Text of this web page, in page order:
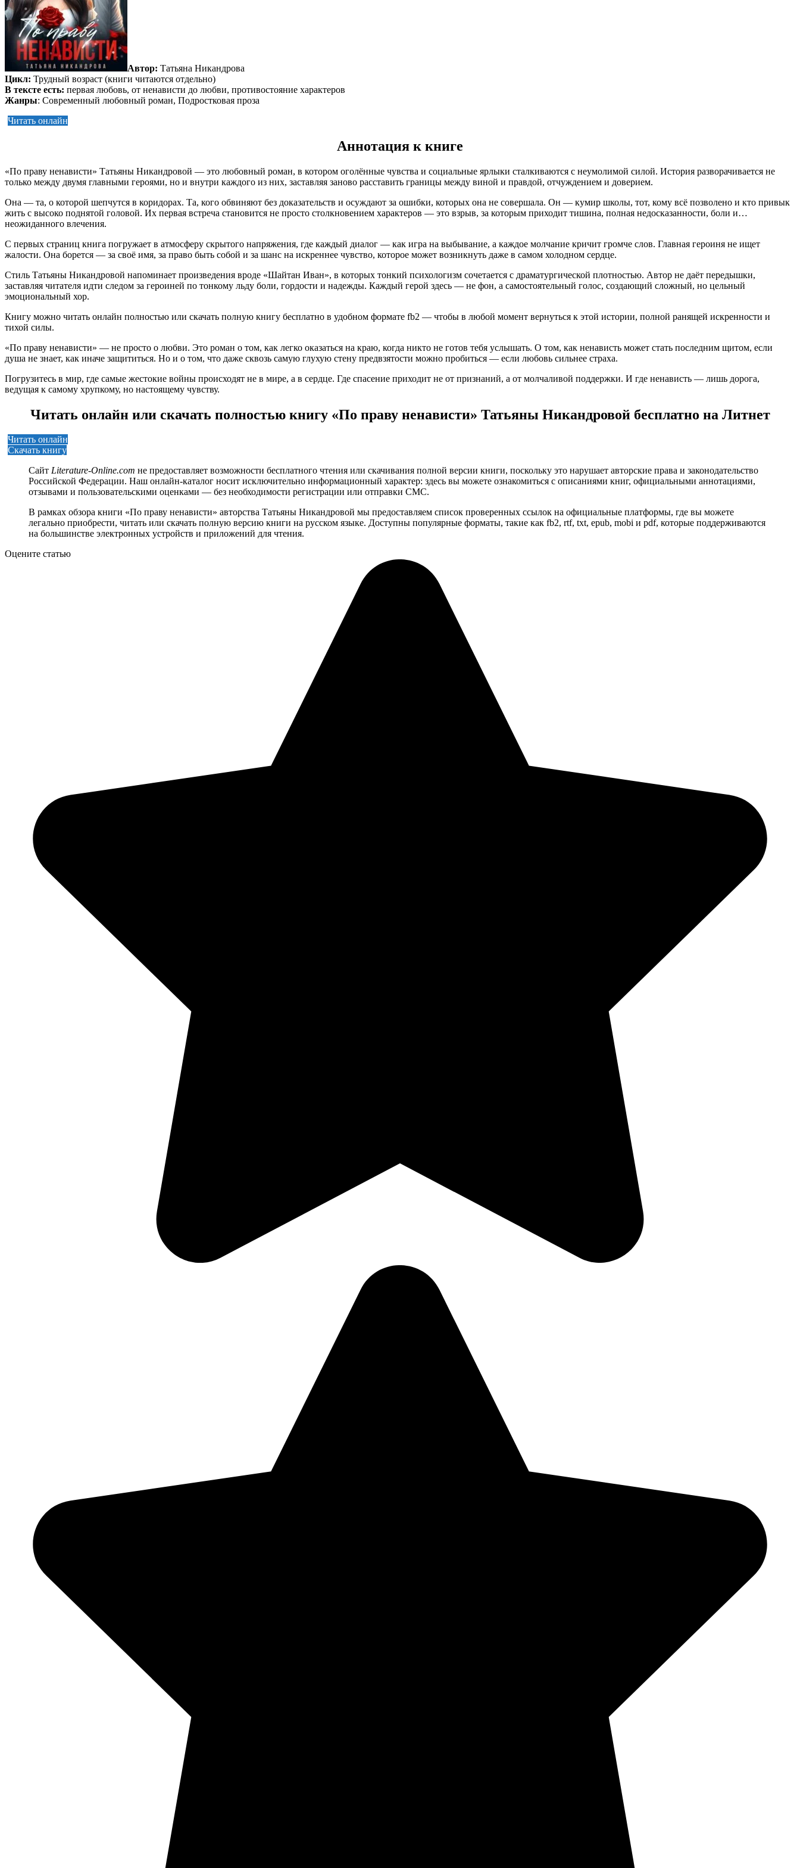
Автор: Татьяна Никандрова
Цикл: Трудный возраст (книги читаются отдельно)
В тексте есть: первая любовь, от ненависти до любви, противостояние характеров
Жанры: Современный любовный роман, Подростковая проза
Читать онлайн
Аннотация к книге
«По праву ненависти» Татьяны Никандровой — это любовный роман, в котором оголённые чувства и социальные ярлыки сталкиваются с неумолимой силой. История разворачивается не
только между двумя главными героями, но и внутри каждого из них, заставляя заново расставить границы между виной и правдой, отчуждением и доверием.
Она — та, о которой шепчутся в коридорах. Та, кого обвиняют без доказательств и осуждают за ошибки, которых она не совершала. Он — кумир школы, тот, кому всё позволено и кто привык
жить с высоко поднятой головой. Их первая встреча становится не просто столкновением характеров — это взрыв, за которым приходит тишина, полная недосказанности, боли и…
неожиданного влечения.
С первых страниц книга погружает в атмосферу скрытого напряжения, где каждый диалог — как игра на выбывание, а каждое молчание кричит громче слов. Главная героиня не ищет
жалости. Она борется — за своё имя, за право быть собой и за шанс на искреннее чувство, которое может возникнуть даже в самом холодном сердце.
Стиль Татьяны Никандровой напоминает произведения вроде «Шайтан Иван», в которых тонкий психологизм сочетается с драматургической плотностью. Автор не даёт передышки,
заставляя читателя идти следом за героиней по тонкому льду боли, гордости и надежды. Каждый герой здесь — не фон, а самостоятельный голос, создающий сложный, но цельный
эмоциональный хор.
Книгу можно читать онлайн полностью или скачать полную книгу бесплатно в удобном формате fb2 — чтобы в любой момент вернуться к этой истории, полной ранящей искренности и
тихой силы.
«По праву ненависти» — не просто о любви. Это роман о том, как легко оказаться на краю, когда никто не готов тебя услышать. О том, как ненависть может стать последним щитом, если
душа не знает, как иначе защититься. Но и о том, что даже сквозь самую глухую стену предвзятости можно пробиться — если любовь сильнее страха.
Погрузитесь в мир, где самые жестокие войны происходят не в мире, а в сердце. Где спасение приходит не от признаний, а от молчаливой поддержки. И где ненависть — лишь дорога,
ведущая к самому хрупкому, но настоящему чувству.
Читать онлайн или скачать полностью книгу «По праву ненависти» Татьяны Никандровой бесплатно на Литнет
Читать онлайн
Скачать книгу
Сайт Literature-Online.com не предоставляет возможности бесплатного чтения или скачивания полной версии книги, поскольку это нарушает авторские права и законодательство
Российской Федерации. Наш онлайн-каталог носит исключительно информационный характер: здесь вы можете ознакомиться с описаниями книг, официальными аннотациями,
отзывами и пользовательскими оценками — без необходимости регистрации или отправки СМС.
В рамках обзора книги «По праву ненависти» авторства Татьяны Никандровой мы предоставляем список проверенных ссылок на официальные платформы, где вы можете
легально приобрести, читать или скачать полную версию книги на русском языке. Доступны популярные форматы, такие как fb2, rtf, txt, epub, mobi и pdf, которые поддерживаются
на большинстве электронных устройств и приложений для чтения.
Оцените статью